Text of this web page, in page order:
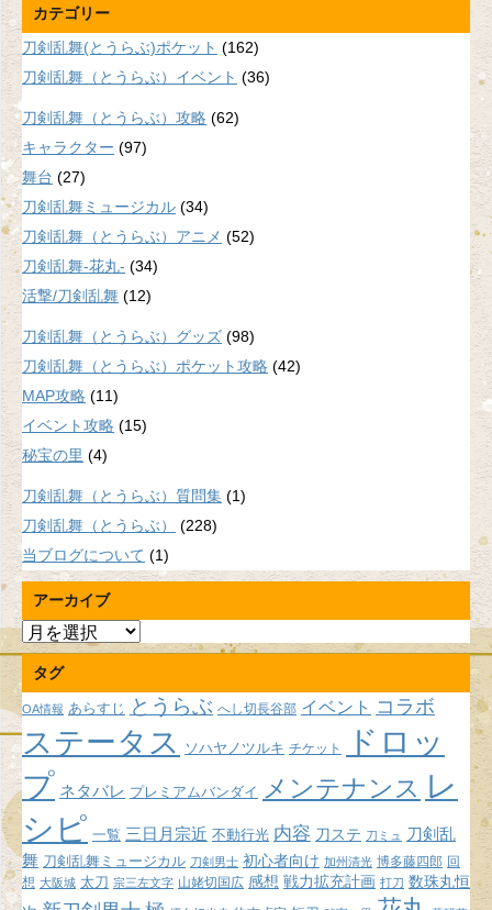
カテゴリー
刀剣乱舞(とうらぶ)ポケット (162)
刀剣乱舞（とうらぶ）イベント (36)
刀剣乱舞（とうらぶ）攻略 (62)
キャラクター (97)
舞台 (27)
刀剣乱舞ミュージカル (34)
刀剣乱舞（とうらぶ）アニメ (52)
刀剣乱舞-花丸- (34)
活撃/刀剣乱舞 (12)
刀剣乱舞（とうらぶ）グッズ (98)
刀剣乱舞（とうらぶ）ポケット攻略 (42)
MAP攻略 (11)
イベント攻略 (15)
秘宝の里 (4)
刀剣乱舞（とうらぶ）質問集 (1)
刀剣乱舞（とうらぶ）
(228)
当ブログについて (1)
アーカイブ
ア
ー
カ
イ
ブ
タグ
OA情報 あらすじ とうらぶ へし切長谷部 イベント コラボ
ステータス ソハヤノツルキ チケット
ドロッ
プ ネタバレ プレミアムバンダイ メンテナンス レ
シピ 一覧 三日月宗近 不動行光 内容 刀ステ 刀ミュ
刀剣乱
舞 刀剣乱舞ミュージカル 刀剣男士 初心者向け 加州清光 博多藤四郎 回
想 大阪城 太刀 宗三左文字 山姥切国広 感想 戦力拡充計画 打刀 数珠丸恒